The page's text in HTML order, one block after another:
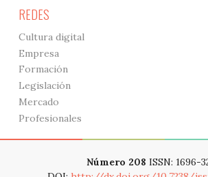
REDES
Cultura digital
Empresa
Formación
Legislación
Mercado
Profesionales
Número 208 ISSN: 1696-